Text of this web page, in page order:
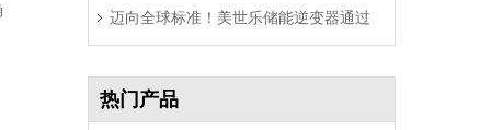
工，迈向全球绿色智造新征程
迈向全球标准！美世乐储能逆变器通过
热门产品